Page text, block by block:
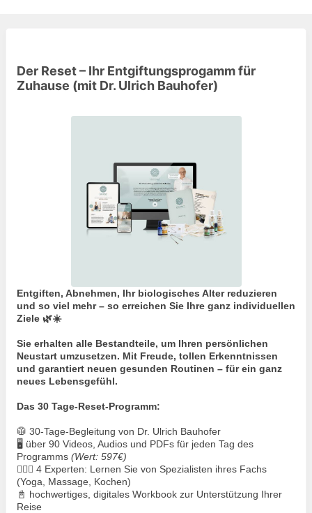
Der Reset – Ihr Entgiftungsprogamm für
Zuhause (mit Dr. Ulrich Bauhofer)
Entgiften, Abnehmen, Ihr biologisches Alter reduzieren
und so viel mehr – so erreichen Sie Ihre ganz individuellen
Ziele 🌿☀️
Sie erhalten alle Bestandteile, um Ihren persönlichen
Neustart umzusetzen. Mit Freude, tollen Erkenntnissen
und garantiert neuen gesunden Routinen – für ein ganz
neues Lebensgefühl.
Das 30 Tage-Reset-Programm:
🥼 30-Tage-Begleitung von Dr. Ulrich Bauhofer
🖥️ über 90 Videos, Audios und PDFs für jeden Tag des
Programms (Wert: 597€)
🧘🏻‍♀️ 4 Experten: Lernen Sie von Spezialisten ihres Fachs
(Yoga, Massage, Kochen)
📓 hochwertiges, digitales Workbook zur Unterstützung Ihrer
Reise